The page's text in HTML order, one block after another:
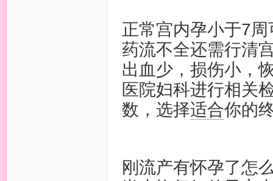
正常宫内孕小于7
药流不全还需行清
出血少，损伤小，
医院妇科进行相关
数，选择适合你的
刚流产有怀孕了怎